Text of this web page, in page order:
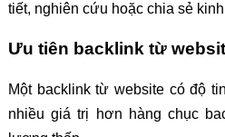
tiết, nghiên cứu hoặc chia sẻ
Ưu tiên backlink từ
Một backlink từ website có độ
nhiều giá trị hơn hàng chục